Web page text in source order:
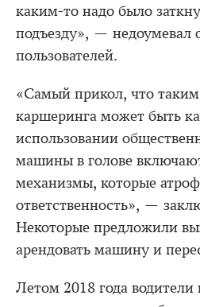
каким-то надо было
подъезду», — недоумевал
пользователей.
«Самый прикол, что
каршеринга может быть
использовании
машины в голове
механизмы, которые
ответственность», —
Некоторые предложили
арендовать машину и
Летом 2018 года водители